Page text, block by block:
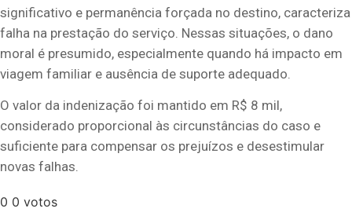
significativo e permanência forçada no destino, caracteriza
falha na prestação do serviço. Nessas situações, o dano
moral é presumido, especialmente quando há impacto em
viagem familiar e ausência de suporte adequado.
O valor da indenização foi mantido em R$ 8 mil,
considerado proporcional às circunstâncias do caso e
suficiente para compensar os prejuízos e desestimular
novas falhas.
0 0 votos